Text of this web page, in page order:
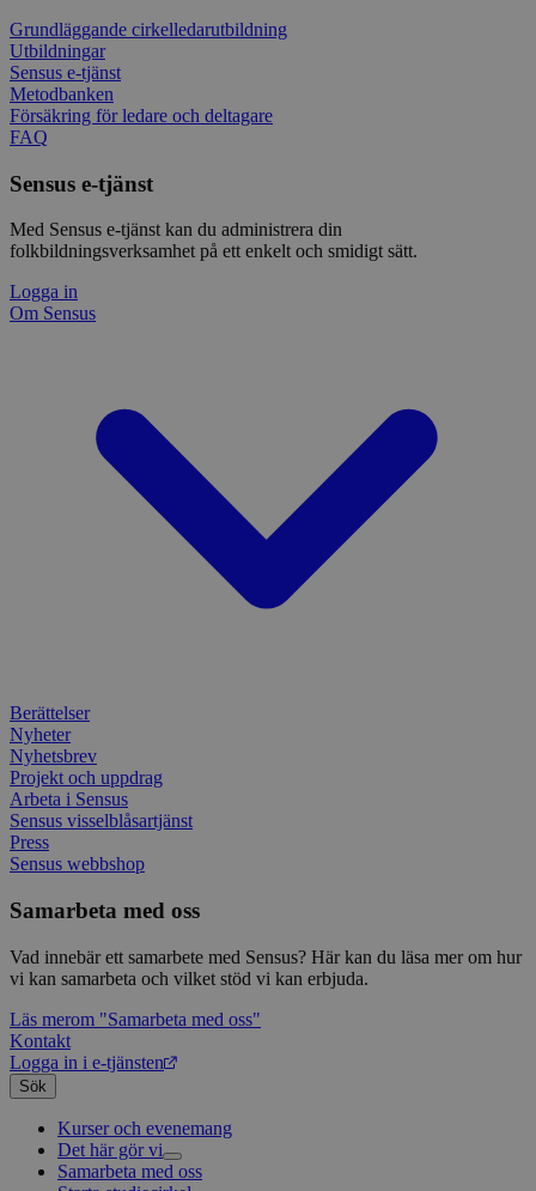
Grundläggande cirkelledarutbildning
Utbildningar
Sensus e-tjänst
Metodbanken
Försäkring för ledare och deltagare
FAQ
Sensus e-tjänst
Med Sensus e-tjänst kan du administrera din
folkbildningsverksamhet på ett enkelt och smidigt sätt.
Logga in
Om Sensus
Berättelser
Nyheter
Nyhetsbrev
Projekt och uppdrag
Arbeta i Sensus
Sensus visselblåsartjänst
Press
Sensus webbshop
Samarbeta med oss
Vad innebär ett samarbete med Sensus? Här kan du läsa mer om hur
vi kan samarbeta och vilket stöd vi kan erbjuda.
Läs merom "Samarbeta med oss"
Kontakt
Logga in i e-tjänsten
Sök
Kurser och evenemang
Det här gör vi
Livsfrågor
Samarbeta med oss